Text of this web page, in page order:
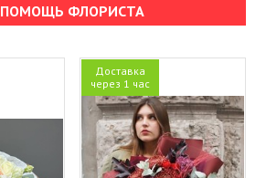
ПОМОЩЬ ФЛОРИСТА
Доставка
через 1 час